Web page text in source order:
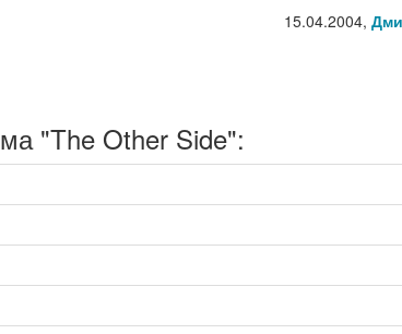
15.04.2004,
"The Other Side":